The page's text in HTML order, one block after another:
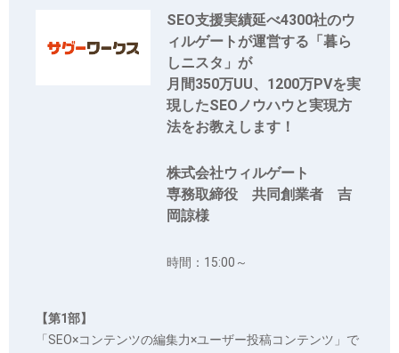
SEO支援実績延べ4300社のウ
ィルゲートが運営する「暮ら
しニスタ」が
月間350万UU、1200万PVを実
現したSEOノウハウと実現方
法をお教えします！
株式会社ウィルゲート
専務取締役 共同創業者 吉
岡諒様
時間：15:00～
【第1部】
「SEO×コンテンツの編集力×ユーザー投稿コンテンツ」で